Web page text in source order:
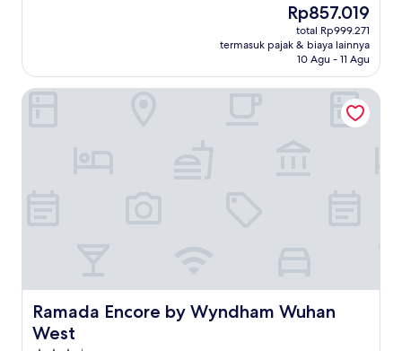
Harga
sekarang
Rp857.019
Rp857.019
total Rp999.271
termasuk pajak & biaya lainnya
10 Agu - 11 Agu
Ramada Encore by Wyndham Wuhan
West
Ramada Encore by Wyndham Wuhan West
Ramada Encore by Wyndham Wuhan West